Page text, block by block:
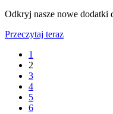
Odkryj nasze nowe dodatki
Przeczytaj teraz
1
2
3
4
5
6